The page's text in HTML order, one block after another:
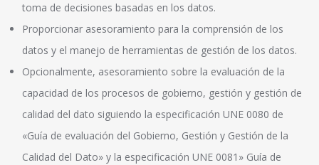
toma de decisiones basadas en los datos.
Proporcionar asesoramiento para la comprensión de los
datos y el manejo de herramientas de gestión de los datos.
Opcionalmente, asesoramiento sobre la evaluación de la
capacidad de los procesos de gobierno, gestión y gestión de
calidad del dato siguiendo la especificación UNE 0080 de
«Guía de evaluación del Gobierno, Gestión y Gestión de la
Calidad del Dato» y la especificación UNE 0081» Guía de